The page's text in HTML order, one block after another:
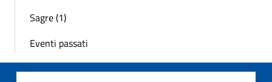
Sagre (1)
Eventi passati